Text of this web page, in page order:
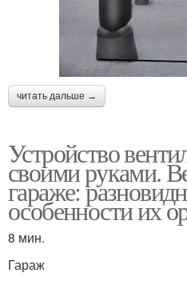
читать дальше →
Устройство
своими руками.
гараже:
особенности их
8 мин.
Гараж